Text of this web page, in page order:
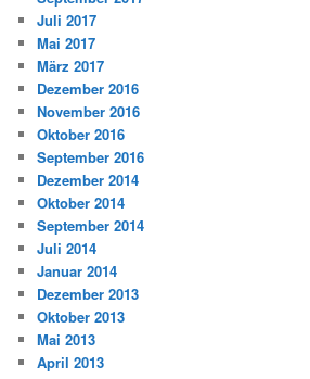
Juli 2017
Mai 2017
März 2017
Dezember 2016
November 2016
Oktober 2016
September 2016
Dezember 2014
Oktober 2014
September 2014
Juli 2014
Januar 2014
Dezember 2013
Oktober 2013
Mai 2013
April 2013